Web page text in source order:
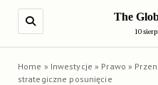
The
10
Home » Inwestycje » Prawo »
strategiczne posunięcie